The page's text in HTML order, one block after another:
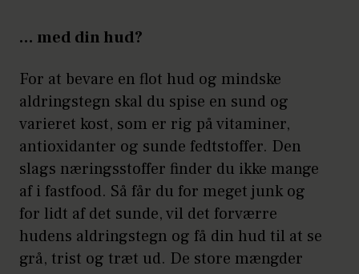
… med din hud?
For at bevare en flot hud og mindske
aldringstegn skal du spise en sund og
varieret kost, som er rig på vitaminer,
antioxidanter og sunde fedtstoffer. Den
slags næringsstoffer finder du ikke mange
af i fastfood. Så får du for meget junk og
for lidt af det sunde, vil det forværre
hudens aldringstegn og få din hud til at se
grå, trist og træt ud. De store mængder